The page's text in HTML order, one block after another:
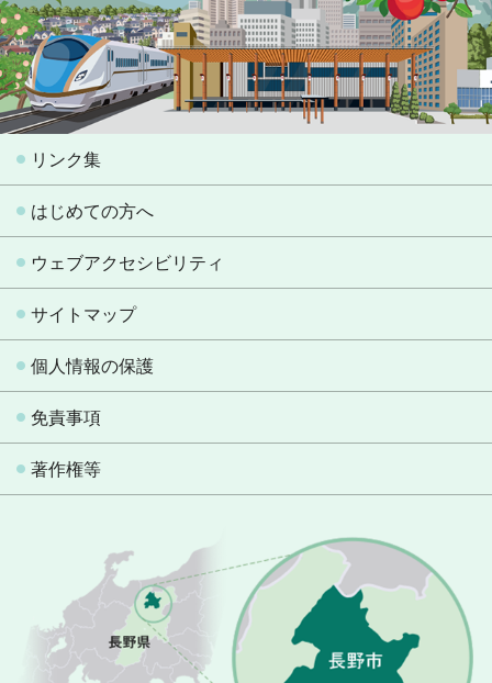
リンク集
はじめての方へ
ウェブアクセシビリティ
サイトマップ
個人情報の保護
免責事項
著作権等